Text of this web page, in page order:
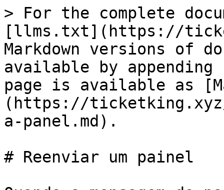
> For the complete
[llms.txt](https://
Markdown versions of
available by
page is available as
(https://
a-panel.md).
# Reenviar um painel